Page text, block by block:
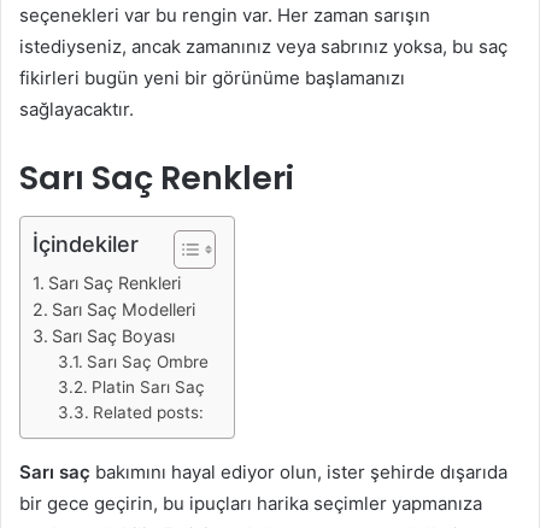
seçenekleri var bu rengin var. Her zaman sarışın
istediyseniz, ancak zamanınız veya sabrınız yoksa, bu saç
fikirleri bugün yeni bir görünüme başlamanızı
sağlayacaktır.
Sarı Saç Renkleri
İçindekiler
Sarı Saç Renkleri
Sarı Saç Modelleri
Sarı Saç Boyası
Sarı Saç Ombre
Platin Sarı Saç
Related posts:
Sarı saç bakımını hayal ediyor olun, ister şehirde dışarıda
bir gece geçirin, bu ipuçları harika seçimler yapmanıza